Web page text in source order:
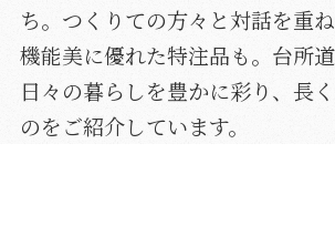
ち。つくりての方々と対話を重ね
機能美に優れた特注品も。台所道
日々の暮らしを豊かに彩り、長
のをご紹介しています。